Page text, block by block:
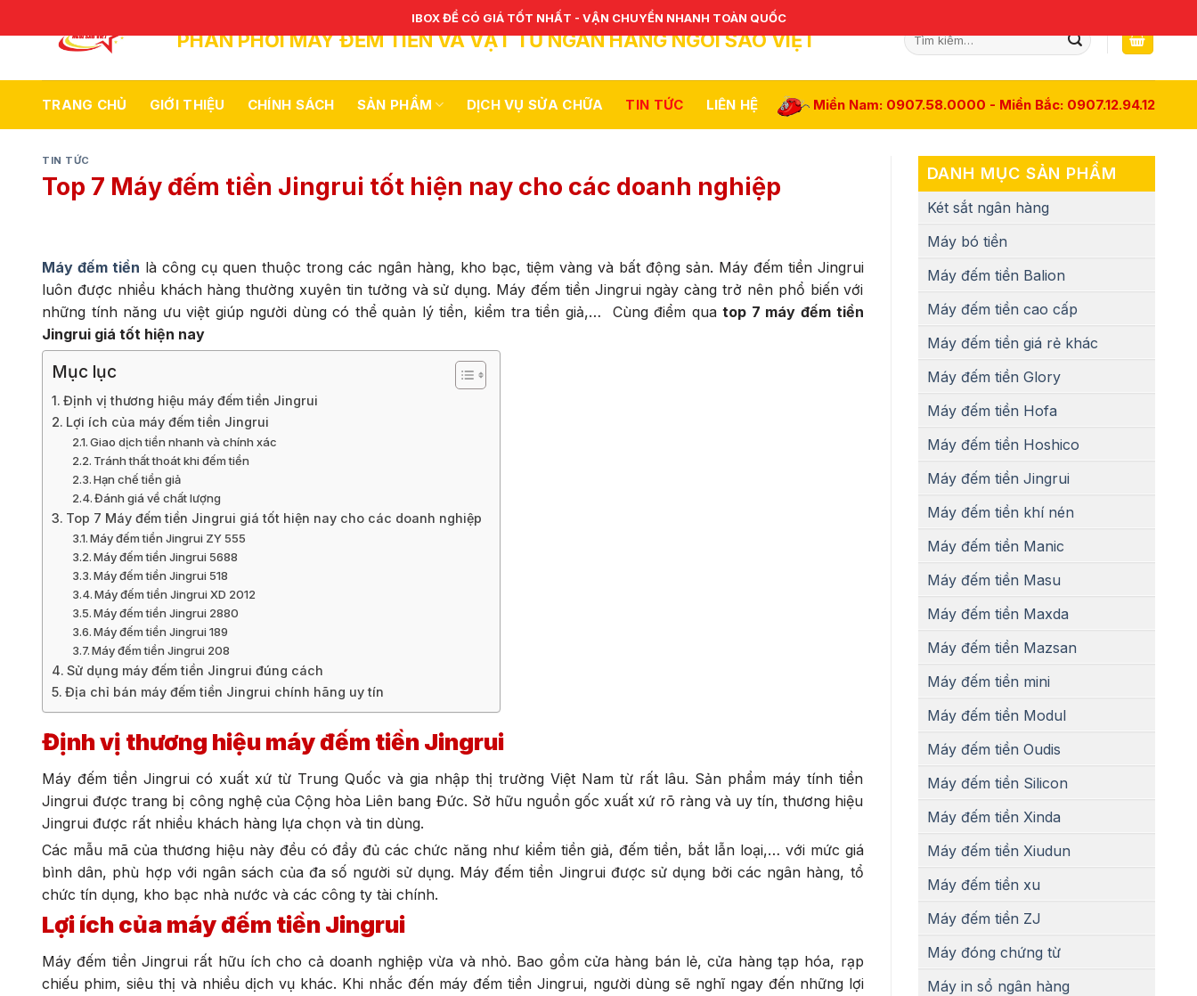
to
PHÂN PHỐI MÁY ĐẾM TIỀN VÀ VẬT TƯ NGÂN HÀNG NGÔI SAO VIỆT
Tìm
kiếm:
TRANG CHỦ GIỚI THIỆU CHÍNH SÁCH SẢN PHẨM DỊCH VỤ SỬA CHỮA TIN TỨC LIÊN HỆ Miền Nam: 0907.58.0000 - Miền Bắc: 0907.12.94.12
TIN TỨC
Top 7 Máy đếm tiền Jingrui tốt hiện nay cho các doanh nghiệp
Máy đếm tiền là công cụ quen thuộc trong các ngân hàng, kho bạc, tiệm vàng và bất động sản. Máy đếm tiền Jingrui
luôn được nhiều khách hàng thường xuyên tin tưởng và sử dụng. Máy đếm tiền Jingrui ngày càng trở nên phổ biến với
những tính năng ưu việt giúp người dùng có thể quản lý tiền, kiểm tra tiền giả,… Cùng điểm quatop 7 máy đếm tiền
Jingrui giá tốt hiện nay
Mục lục
Định vị thương hiệu máy đếm tiền Jingrui
Lợi ích của máy đếm tiền Jingrui
Giao dịch tiền nhanh và chính xác
Tránh thất thoát khi đếm tiền
Hạn chế tiền giả
Đánh giá về chất lượng
Top 7 Máy đếm tiền Jingrui giá tốt hiện nay cho các doanh nghiệp
Máy đếm tiền Jingrui ZY 555
Máy đếm tiền Jingrui 5688
Máy đếm tiền Jingrui 518
Máy đếm tiền Jingrui XD 2012
Máy đếm tiền Jingrui 2880
Máy đếm tiền Jingrui 189
Máy đếm tiền Jingrui 208
Sử dụng máy đếm tiền Jingrui đúng cách
Địa chỉ bán máy đếm tiền Jingrui chính hãng uy tín
Định vị thương hiệu máy đếm tiền Jingrui
Máy đếm tiền Jingrui có xuất xứ từ Trung Quốc và gia nhập thị trường Việt Nam từ rất lâu. Sản phẩm máy tính tiền
Jingrui được trang bị công nghệ của Cộng hòa Liên bang Đức. Sở hữu nguồn gốc xuất xứ rõ ràng và uy tín, thương hiệu
Jingrui được rất nhiều khách hàng lựa chọn và tin dùng.
Các mẫu mã của thương hiệu này đều có đầy đủ các chức năng như kiểm tiền giả, đếm tiền, bắt lẫn loại,… với mức giá
bình dân, phù hợp với ngân sách của đa số người sử dụng. Máy đếm tiền Jingrui được sử dụng bởi các ngân hàng, tổ
chức tín dụng, kho bạc nhà nước và các công ty tài chính.
Lợi ích của máy đếm tiền Jingrui
Máy đếm tiền Jingrui rất hữu ích cho cả doanh nghiệp vừa và nhỏ. Bao gồm cửa hàng bán lẻ, cửa hàng tạp hóa, rạp
chiếu phim, siêu thị và nhiều dịch vụ khác. Khi nhắc đến máy đếm tiền Jingrui, người dùng sẽ nghĩ ngay đến những lợi
DANH MỤC SẢN PHẨM
Két sắt ngân hàng
Máy bó tiền
Máy đếm tiền Balion
Máy đếm tiền cao cấp
Máy đếm tiền giá rẻ khác
Máy đếm tiền Glory
Máy đếm tiền Hofa
Máy đếm tiền Hoshico
Máy đếm tiền Jingrui
Máy đếm tiền khí nén
Máy đếm tiền Manic
Máy đếm tiền Masu
Máy đếm tiền Maxda
Máy đếm tiền Mazsan
Máy đếm tiền mini
Máy đếm tiền Modul
Máy đếm tiền Oudis
Máy đếm tiền Silicon
Máy đếm tiền Xinda
Máy đếm tiền Xiudun
Máy đếm tiền xu
Máy đếm tiền ZJ
Máy đóng chứng từ
Máy in sổ ngân hàng
IBOX ĐỂ CÓ GIÁ TỐT NHẤT - VẬN CHUYỂN NHANH TOÀN QUỐC